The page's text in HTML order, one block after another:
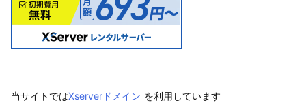
当サイトではXserverドメイン を利用しています